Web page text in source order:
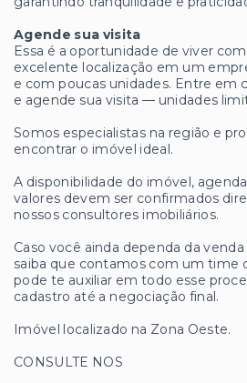
Agende sua visita
Essa é a oportunidade de viver
excelente localização em um
e com poucas unidades. Entre em
e agende sua visita — unidades
Somos especialistas na região e
encontrar o imóvel ideal.
A disponibilidade do imóvel,
valores devem ser confirmados
nossos consultores imobiliários.
Caso você ainda dependa da
saiba que contamos com um time
pode te auxiliar em todo esse
cadastro até a negociação final.
Imóvel localizado na Zona Oeste.
CONSULTE NOS